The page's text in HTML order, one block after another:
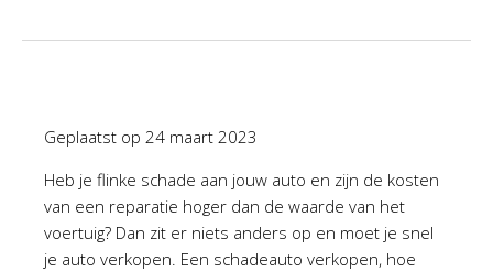
Geplaatst op 24 maart 2023
Heb je flinke schade aan jouw auto en zijn de kosten
van een reparatie hoger dan de waarde van het
voertuig? Dan zit er niets anders op en moet je snel
je auto verkopen. Een schadeauto verkopen, hoe